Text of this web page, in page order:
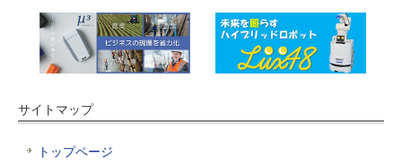
サイトマップ
トップページ